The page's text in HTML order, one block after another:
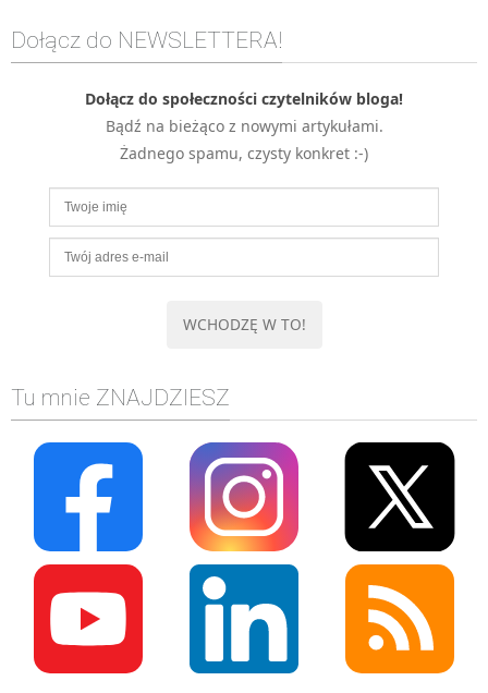
WYDARZENIA
PO GODZINACH
KONTAKT
Dołącz do NEWSLETTERA!
Dołącz do społeczności czytelników bloga!
Bądź na bieżąco z nowymi artykułami.
Żadnego spamu, czysty konkret :-)
Tu mnie ZNAJDZIESZ